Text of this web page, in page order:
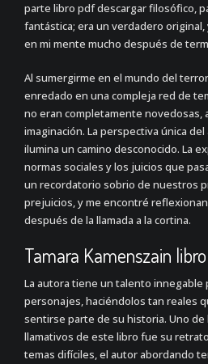
parte libro pdf descargar filosófico,
fantástica; era un verdadero
en mi mente mucho después de
Al sumergirme en el mundo del
enredado en una compleja red de
no eran completamente novedosas,
imaginación. La perspectiva única
ilumina un camino desconocido. La
normas sociales y los juicios que
un recordatorio sobrio de nuestros
prejuicios, y me encontré
después de la llamada a la cortina.
Tamara Kamenszain
La autora tiene un talento innegable
personajes, haciéndolos tan reales
sentirse parte de su historia. Uno de
llamativos de este libro fue su
temas difíciles, el autor abordando